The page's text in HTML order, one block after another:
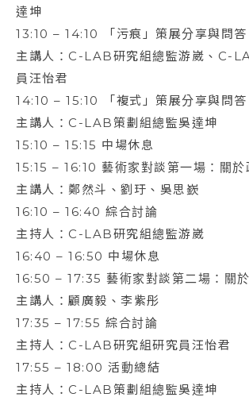
達坤
13:10 – 14:10 「污痕」策展分享與問答
主講人：C-LAB研究組總監游崴、C-
員汪怡君
14:10 – 15:10 「複式」策展分享與問答
主講人：C-LAB策劃組總監吳達坤
15:10 – 15:15 中場休息
15:15 – 16:10 藝術家對談第一場：關於
主講人：鄭然斗、劉玗、吳思嶔
16:10 – 16:40 綜合討論
主持人：C-LAB研究組總監游崴
16:40 – 16:50 中場休息
16:50 – 17:35 藝術家對談第二場：關
主講人：顧廣毅、李紫彤
17:35 – 17:55 綜合討論
主持人：C-LAB研究組研究員汪怡君
17:55 – 18:00 活動總結
主持人：C-LAB策劃組總監吳達坤